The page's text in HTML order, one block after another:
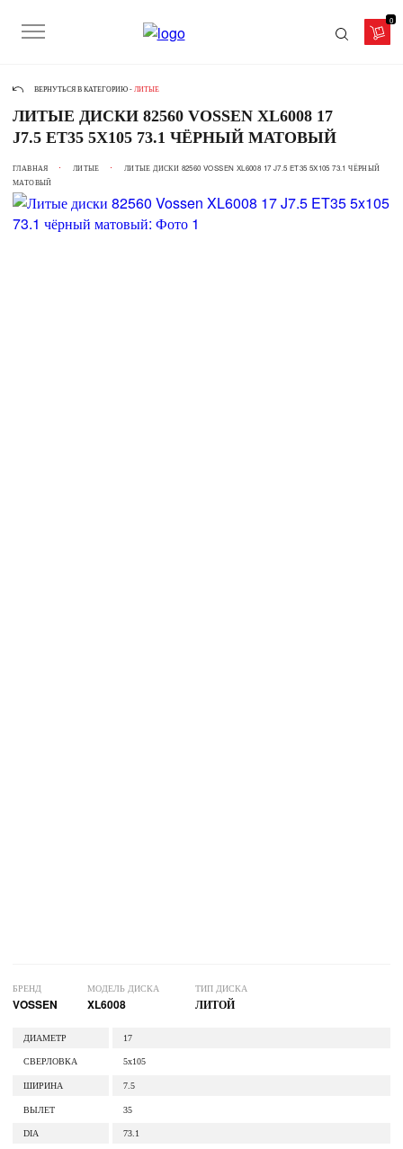
0
ВЕРНУТЬСЯ В КАТЕГОРИЮ - ЛИТЫЕ
ЛИТЫЕ ДИСКИ 82560 VOSSEN XL6008 17
J7.5 ET35 5X105 73.1 ЧЁРНЫЙ МАТОВЫЙ
ГЛАВНАЯ ЛИТЫЕ
ЛИТЫЕ ДИСКИ 82560 VOSSEN XL6008 17 J7.5 ET35 5X105 73.1 ЧЁРНЫЙ
МАТОВЫЙ
БРЕНД
VOSSEN
МОДЕЛЬ ДИСКА
XL6008
ТИП ДИСКА
ЛИТОЙ
ДИАМЕТР 17
СВЕРЛОВКА 5x105
ШИРИНА 7.5
ВЫЛЕТ 35
DIA 73.1